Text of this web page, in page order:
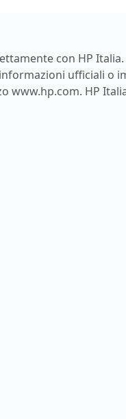
con HP
ufficiali o
www.hp.com. HP